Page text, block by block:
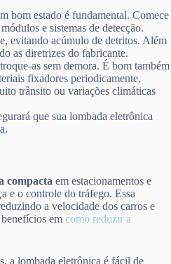
bom estado é fundamental. Comece
e sistemas de detecção.
evitando acúmulo de detritos. Além
as diretrizes do fabricante.
as sem demora. É bom também
fixadores periodicamente,
trânsito ou variações climáticas
que sua lombada eletrônica
compacta em estacionamentos e
e o controle do tráfego. Essa
a velocidade dos carros e
em como reduzir a
a lombada eletrônica é fácil de